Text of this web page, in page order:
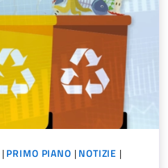
|PRIMO PIANO |NOTIZIE |